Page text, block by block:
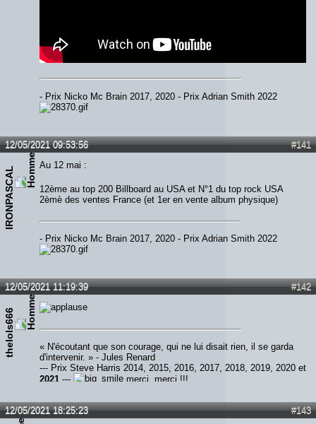
- Prix Nicko Mc Brain 2017, 2020 - Prix Adrian Smith 2022
#141
12/05/2021 09:53:56
IRONPASCAL
Au 12 mai :
12ème au top 200 Billboard au USA et N°1 du top rock USA
2èmè des ventes France (et 1er en vente album physique)
- Prix Nicko Mc Brain 2017, 2020 - Prix Adrian Smith 2022
#142
12/05/2021 11:19:39
thelols666
« N'écoutant que son courage, qui ne lui disait rien, il se garda
d'intervenir. » - Jules Renard
--- Prix Steve Harris 2014, 2015, 2016, 2017, 2018, 2019, 2020 et
2021 --- merci, merci !!!
#143
12/05/2021 18:25:23